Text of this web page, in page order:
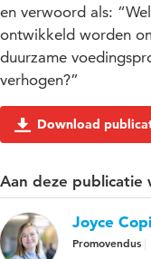
en verwoord als:
ontwikkeld worden
duurzame
verhogen?”
Download
Aan deze publicatie
Joyce
Promovendus